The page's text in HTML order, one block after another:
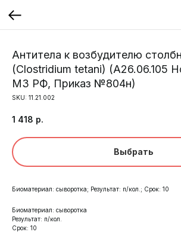
Антитела к возбудителю
(Clostridium tetani) (A26.06.105
МЗ РФ, Приказ №804н)
SKU: 11.21.002
1 418 р.
Выбрать
Биоматериал: сыворотка; Результат: п/кол.; Срок: 10
Биоматериал: сыворотка
Результат: п/кол.
Срок: 10